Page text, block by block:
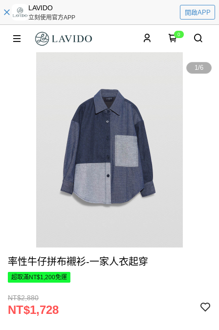
LAVIDO
立刻使用官方APP
開啟APP
0
1/6
率性牛仔拼布襯衫-一家人衣起穿
超取滿NT$1,200免運
NT$2,880
NT$1,728